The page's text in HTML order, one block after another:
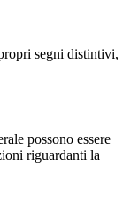
segni distintivi,
possono essere
riguardanti la